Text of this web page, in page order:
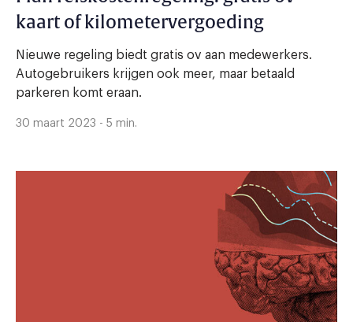
kaart of kilometervergoeding
Nieuwe regeling biedt gratis ov aan medewerkers.
Autogebruikers krijgen ook meer, maar betaald
parkeren komt eraan.
30 maart 2023 - 5 min.